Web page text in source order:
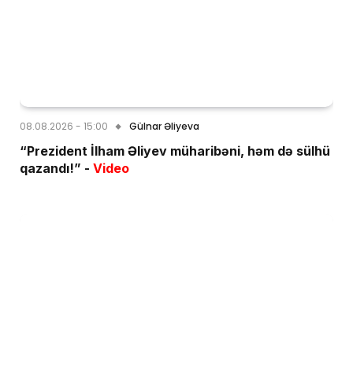
08.08.2026 - 15:00 Gülnar Əliyeva
“Prezident İlham Əliyev müharibəni, həm də sülhü
qazandı!” - Video